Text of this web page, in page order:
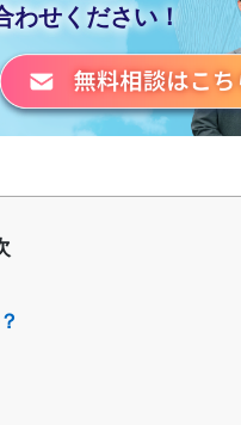
わせください！